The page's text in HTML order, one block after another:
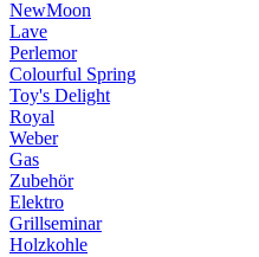
NewMoon
Lave
Perlemor
Colourful Spring
Toy's Delight
Royal
Weber
Gas
Zubehör
Elektro
Grillseminar
Holzkohle